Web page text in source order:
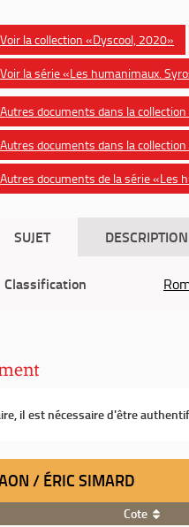
Voir la collection «Dyscool, 2020»
Voir la série «Les humanimaux.
Autres documents dans la
Autres documents dans la
Autres documents de la série «Les
SUJET DESCRIPTION
Classification
il est nécessaire d'être
/ ÉRIC SIMARD
Cote